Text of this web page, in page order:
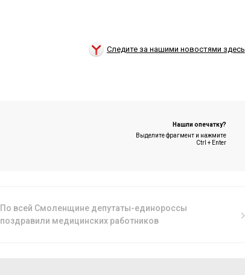
Следите за нашими новостями здесь
Нашли опечатку?
Выделите фрагмент и нажмите
Ctrl + Enter
По всей Смоленщине депутаты-единороссы
поздравили медицинских работников